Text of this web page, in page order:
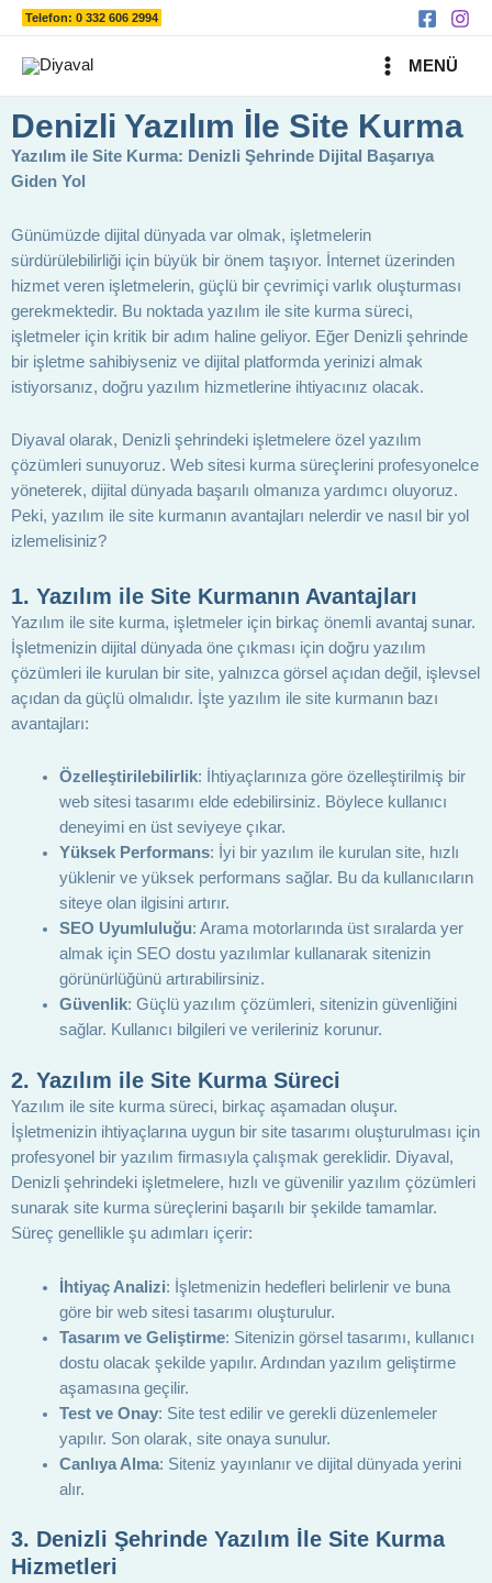
İçeriğeTelefon: 0 332 606 2994
MAIN
MENÜ
Denizli Yazılım İle Site Kurma
Yazılım ile Site Kurma: Denizli Şehrinde Dijital Başarıya
Giden Yol
Günümüzde dijital dünyada var olmak, işletmelerin
sürdürülebilirliği için büyük bir önem taşıyor. İnternet üzerinden
hizmet veren işletmelerin, güçlü bir çevrimiçi varlık oluşturması
gerekmektedir. Bu noktada yazılım ile site kurma süreci,
işletmeler için kritik bir adım haline geliyor. Eğer Denizli şehrinde
bir işletme sahibiyseniz ve dijital platformda yerinizi almak
istiyorsanız, doğru yazılım hizmetlerine ihtiyacınız olacak.
Diyaval olarak, Denizli şehrindeki işletmelere özel yazılım
çözümleri sunuyoruz. Web sitesi kurma süreçlerini profesyonelce
yöneterek, dijital dünyada başarılı olmanıza yardımcı oluyoruz.
Peki, yazılım ile site kurmanın avantajları nelerdir ve nasıl bir yol
izlemelisiniz?
1. Yazılım ile Site Kurmanın Avantajları
Yazılım ile site kurma, işletmeler için birkaç önemli avantaj sunar.
İşletmenizin dijital dünyada öne çıkması için doğru yazılım
çözümleri ile kurulan bir site, yalnızca görsel açıdan değil, işlevsel
açıdan da güçlü olmalıdır. İşte yazılım ile site kurmanın bazı
avantajları:
Özelleştirilebilirlik: İhtiyaçlarınıza göre özelleştirilmiş bir
web sitesi tasarımı elde edebilirsiniz. Böylece kullanıcı
deneyimi en üst seviyeye çıkar.
Yüksek Performans: İyi bir yazılım ile kurulan site, hızlı
yüklenir ve yüksek performans sağlar. Bu da kullanıcıların
siteye olan ilgisini artırır.
SEO Uyumluluğu: Arama motorlarında üst sıralarda yer
almak için SEO dostu yazılımlar kullanarak sitenizin
görünürlüğünü artırabilirsiniz.
Güvenlik: Güçlü yazılım çözümleri, sitenizin güvenliğini
sağlar. Kullanıcı bilgileri ve verileriniz korunur.
2. Yazılım ile Site Kurma Süreci
Yazılım ile site kurma süreci, birkaç aşamadan oluşur.
İşletmenizin ihtiyaçlarına uygun bir site tasarımı oluşturulması için
profesyonel bir yazılım firmasıyla çalışmak gereklidir. Diyaval,
Denizli şehrindeki işletmelere, hızlı ve güvenilir yazılım çözümleri
sunarak site kurma süreçlerini başarılı bir şekilde tamamlar.
Süreç genellikle şu adımları içerir:
İhtiyaç Analizi: İşletmenizin hedefleri belirlenir ve buna
göre bir web sitesi tasarımı oluşturulur.
Tasarım ve Geliştirme: Sitenizin görsel tasarımı, kullanıcı
dostu olacak şekilde yapılır. Ardından yazılım geliştirme
aşamasına geçilir.
Test ve Onay: Site test edilir ve gerekli düzenlemeler
yapılır. Son olarak, site onaya sunulur.
Canlıya Alma: Siteniz yayınlanır ve dijital dünyada yerini
alır.
3. Denizli Şehrinde Yazılım İle Site Kurma
Hizmetleri
Ara